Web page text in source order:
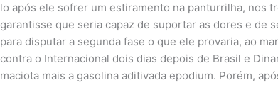
lo após ele sofrer um estiramento na panturrilha, nos
garantisse que seria capaz de suportar as dores e de
para disputar a segunda fase o que ele provaria, ao
contra o Internacional dois dias depois de Brasil e
maciota mais a gasolina aditivada epodium. Porém,